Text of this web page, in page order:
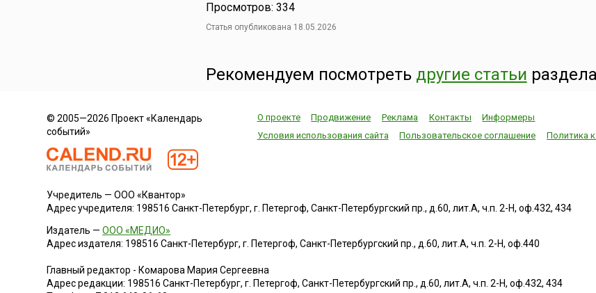
Просмотров: 334
Статья опубликована 18.05.2026
Рекомендуем посмотреть другие статьи раздела
© 2005—2026 Проект «Календарь
событий»
О проекте Продвижение Реклама Контакты
Информеры
Условия использования сайта
Пользовательское соглашение Политика
Учредитель — ООО «Квантор»
Адрес учредителя: 198516 Санкт-Петербург, г. Петергоф, Санкт-Петербургский пр., д.60, лит.А, ч.п. 2-Н, оф.432, 434
Издатель —ООО «МЕДИО»
Адрес издателя: 198516 Санкт-Петербург, г. Петергоф, Санкт-Петербургский пр., д.60, лит.А, ч.п. 2-Н, оф.440
Главный редактор - Комарова Мария Сергеевна
Адрес редакции: 198516 Санкт-Петербург, г. Петергоф,Санкт-Петербургский пр., д.60, лит.А, ч.п. 2-Н, оф.432, 434